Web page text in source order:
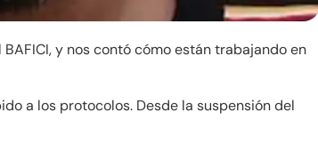
y nos contó cómo están trabajando en
a los protocolos. Desde la suspensión del